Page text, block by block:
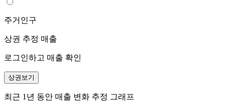
주거인구
상권 추정 매출
로그인하고 매출 확인
상권보기
최근 1년 동안 매출 변화 추정 그래프